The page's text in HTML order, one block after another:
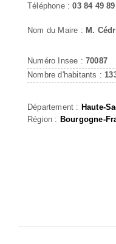
Téléphone :03 84 49
Nom du Maire : M.
Numéro Insee : 70087
Nombre d'habitants :
Département : Haute-
Région : Bourgogne-